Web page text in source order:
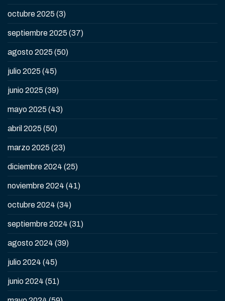
octubre 2025 (3)
septiembre 2025 (37)
agosto 2025 (50)
julio 2025 (45)
junio 2025 (39)
mayo 2025 (43)
abril 2025 (50)
marzo 2025 (23)
diciembre 2024 (25)
noviembre 2024 (41)
octubre 2024 (34)
septiembre 2024 (31)
agosto 2024 (39)
julio 2024 (45)
junio 2024 (51)